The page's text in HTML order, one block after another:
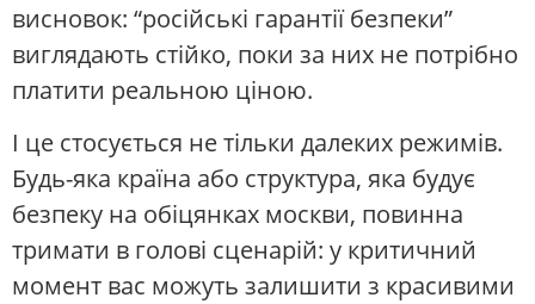
висновок: “російські гарантії безпеки”
виглядають стійко, поки за них не потрібно
платити реальною ціною.
І це стосується не тільки далеких режимів.
Будь-яка країна або структура, яка будує
безпеку на обіцянках москви, повинна
тримати в голові сценарій: у критичний
момент вас можуть залишити з красивими